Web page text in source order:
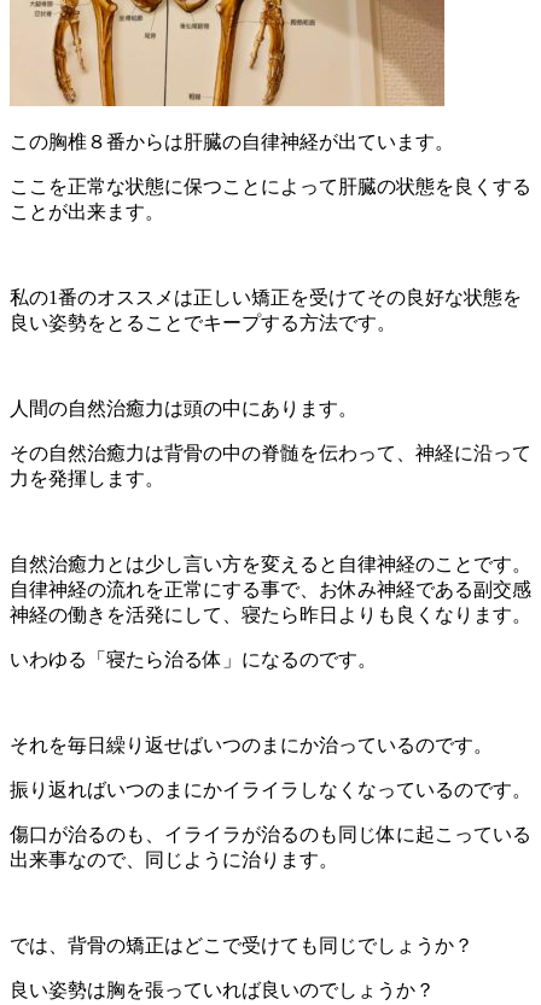
この胸椎８番からは肝臓の自律神経が出ています。
ここを正常な状態に保つことによって肝臓の状態を良くする
ことが出来ます。
私の1番のオススメは正しい矯正を受けてその良好な状態を
良い姿勢をとることでキープする方法です。
人間の自然治癒力は頭の中にあります。
その自然治癒力は背骨の中の脊髄を伝わって、神経に沿って
力を発揮します。
自然治癒力とは少し言い方を変えると自律神経のことです。
自律神経の流れを正常にする事で、お休み神経である副交感
神経の働きを活発にして、寝たら昨日よりも良くなります。
いわゆる「寝たら治る体」になるのです。
それを毎日繰り返せばいつのまにか治っているのです。
振り返ればいつのまにかイライラしなくなっているのです。
傷口が治るのも、イライラが治るのも同じ体に起こっている
出来事なので、同じように治ります。
では、背骨の矯正はどこで受けても同じでしょうか？
良い姿勢は胸を張っていれば良いのでしょうか？